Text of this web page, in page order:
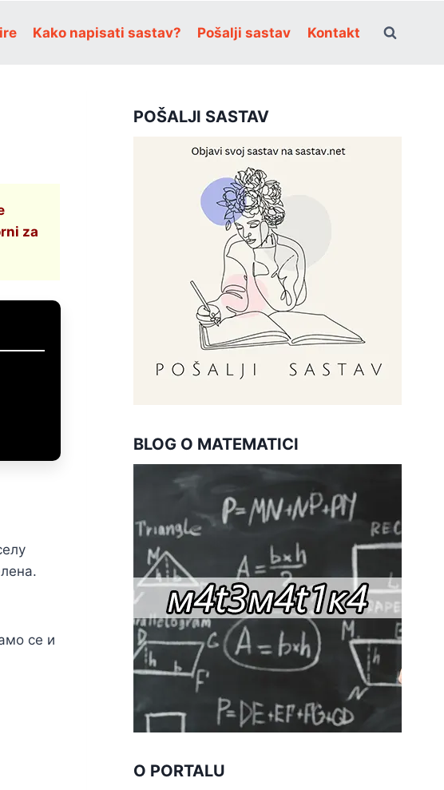
Kako napisati sastav? Pošalji sastav Kontakt
za
се и
POŠALJI SASTAV
BLOG O MATEMATICI
O PORTALU